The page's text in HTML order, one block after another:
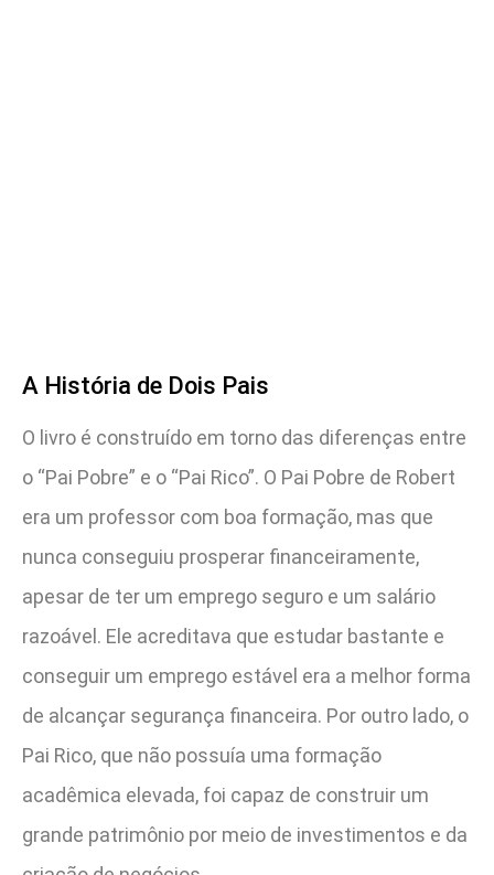
A História de Dois Pais
O livro é construído em torno das diferenças entre
o “Pai Pobre” e o “Pai Rico”. O Pai Pobre de Robert
era um professor com boa formação, mas que
nunca conseguiu prosperar financeiramente,
apesar de ter um emprego seguro e um salário
razoável. Ele acreditava que estudar bastante e
conseguir um emprego estável era a melhor forma
de alcançar segurança financeira. Por outro lado, o
Pai Rico, que não possuía uma formação
acadêmica elevada, foi capaz de construir um
grande patrimônio por meio de investimentos e da